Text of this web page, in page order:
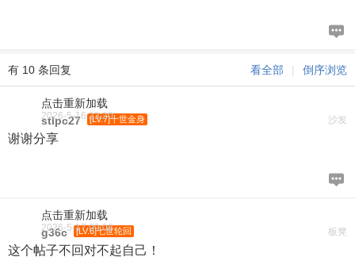
看全部 | 倒序浏览
有 10 条回复
点击重新加载
沙发
stlpc27 [LV.7]十世金身
2026-5-16 23:20
谢谢分享
点击重新加载
板凳
g36c [LV.6]七世轮回
2026-5-17 09:08
这个帖子不回对不起自己！